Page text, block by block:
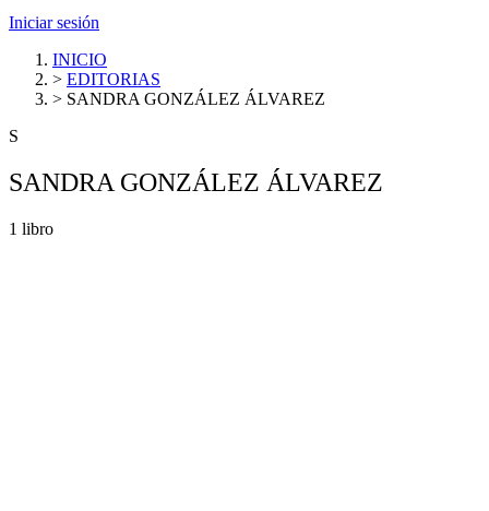
Iniciar sesión
INICIO
> EDITORIAS
> SANDRA GONZÁLEZ ÁLVAREZ
S
SANDRA GONZÁLEZ ÁLVAREZ
1 libro